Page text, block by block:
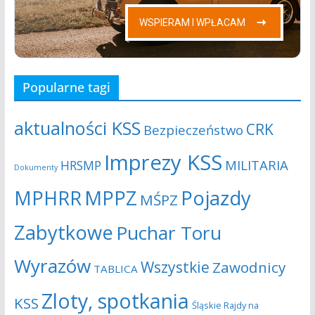
Popularne tagi
aktualności KSS Bezpieczeństwo CRK
Dokumenty HRSMP Imprezy KSS MILITARIA
MPHRRMPPZ MŚPZ Pojazdy
Zabytkowe Puchar Toru
Wyrazów TABLICA Wszystkie Zawodnicy
KSS Zloty, spotkania Śląskie Rajdy na